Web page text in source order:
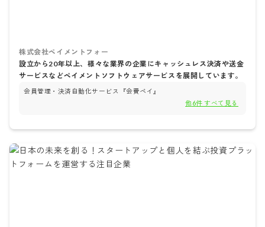
株式会社ペイメントフォー
設立から20年以上、様々な業界の企業にキャッシュレス決済や送金
サービスなどペイメントソフトウェアサービスを展開しています。
会員管理・決済自動化サービス『会費ペイ』
他6件 すべて見る